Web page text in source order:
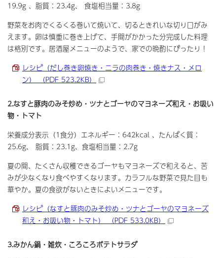
19.9g 、脂質：23.4g、 食塩相当量：3.8g
野菜をお肉でくるくる巻いて焼いて、切るときれいな切り口がみ
えます。卵は慎重に巻き上げて、手間がかかった分完成した料理
は格別です。居酒屋メニューのようで、家での晩酌にぴったり！
レシピ（だし巻き卵焼き・ニラの肉巻き・焼きナス・メロ
ン） （PDF 523.2KB）
2.なすと豚肉のみそ炒め・ツナとゴーヤのマヨネーズ和え・お吸い
物・トマト
栄養成分表示（1食分）エネルギー：642kcal 、たんぱく質：
25.6g、 脂質：23.1g、食塩相当量：2.7g
夏の間、たくさん収穫できるゴーヤもマヨネーズで和えると、苦
みが少なくなり食べやすくなります。カラフルな野菜で見た目も
華やか。夏の食欲がないときによいメニューです。
レシピ（なすと豚肉のみそ炒め・ツナとゴーヤのマヨネーズ
和え・お吸い物・トマト） （PDF 533.0KB）
3.みかん鍋・雑炊・ころころポテトサラダ